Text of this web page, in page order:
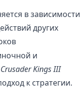
в зависимости
других
и
Crusader Kings III
к стратегии.